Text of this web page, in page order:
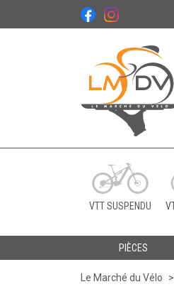
VTT SUSPENDU
PIÈCES
Le Marché du Vélo